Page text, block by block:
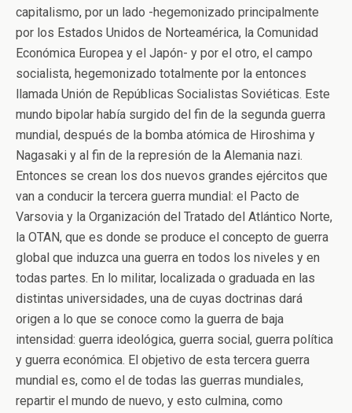
capitalismo, por un lado -hegemonizado principalmente
por los Estados Unidos de Norteamérica, la Comunidad
Económica Europea y el Japón- y por el otro, el campo
socialista, hegemonizado totalmente por la entonces
llamada Unión de Repúblicas Socialistas Soviéticas. Este
mundo bipolar había surgido del fin de la segunda guerra
mundial, después de la bomba atómica de Hiroshima y
Nagasaki y al fin de la represión de la Alemania nazi.
Entonces se crean los dos nuevos grandes ejércitos que
van a conducir la tercera guerra mundial: el Pacto de
Varsovia y la Organización del Tratado del Atlántico Norte,
la OTAN, que es donde se produce el concepto de guerra
global que induzca una guerra en todos los niveles y en
todas partes. En lo militar, localizada o graduada en las
distintas universidades, una de cuyas doctrinas dará
origen a lo que se conoce como la guerra de baja
intensidad: guerra ideológica, guerra social, guerra política
y guerra económica. El objetivo de esta tercera guerra
mundial es, como el de todas las guerras mundiales,
repartir el mundo de nuevo, y esto culmina, como